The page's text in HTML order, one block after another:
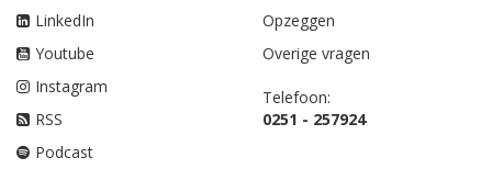
LinkedIn
Youtube
Instagram
RSS
Podcast
Opzeggen
Overige vragen
Telefoon:
0251 - 257924